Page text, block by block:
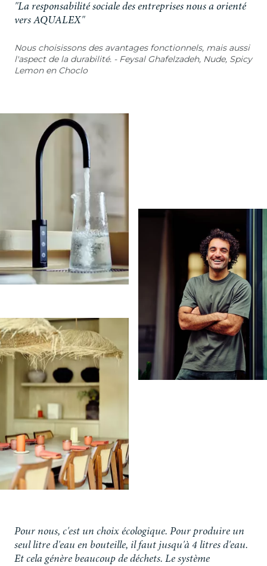
"La responsabilité sociale des entreprises nous a orienté
vers AQUALEX"
Nous choisissons des avantages fonctionnels, mais aussi
l'aspect de la durabilité. - Feysal Ghafelzadeh, Nude, Spicy
Lemon en Choclo
Pour nous, c'est un choix écologique. Pour produire un
seul litre d'eau en bouteille, il faut jusqu'à 4 litres d'eau.
Et cela génère beaucoup de déchets. Le système